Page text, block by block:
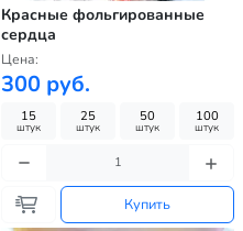
Красные фольгированные
сердца
Цена:
300 руб.
15
штук
25
штук
50
штук
100
штук
Купить